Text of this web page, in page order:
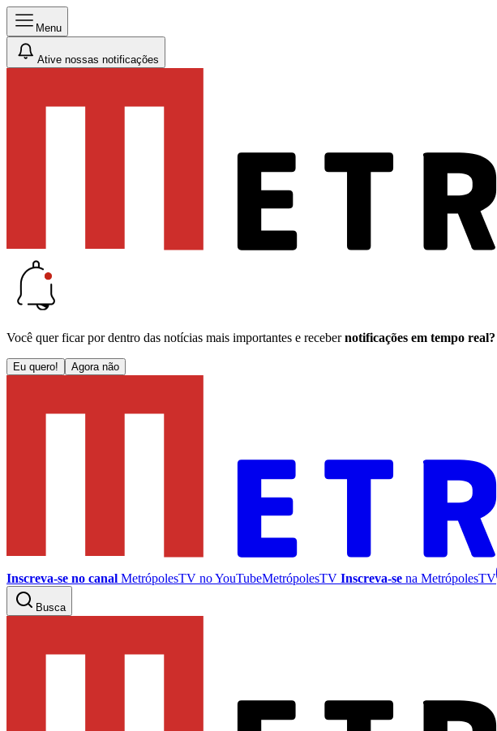
Menu
Ative nossas notificações
Você quer ficar por dentro das notícias mais importantes e receber notificações em tempo real?
Eu quero! Agora não
Inscreva-se no canal MetrópolesTV noYouTubeMetrópolesTV Inscreva-se na MetrópolesTV
Busca